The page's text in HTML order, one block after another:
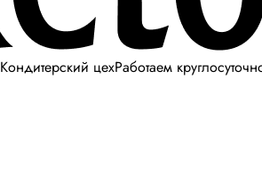
Кондитерский цехРаботаем